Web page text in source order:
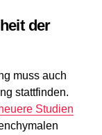
der
muss auch
stattfinden.
Studien